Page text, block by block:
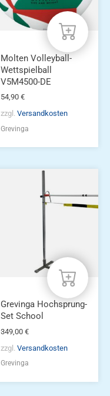
Molten Volleyball-
Wettspielball
V5M4500-DE
54,90 €
zzgl. Versandkosten
Grevinga
Grevinga Hochsprung-
Set School
349,00 €
zzgl. Versandkosten
Grevinga